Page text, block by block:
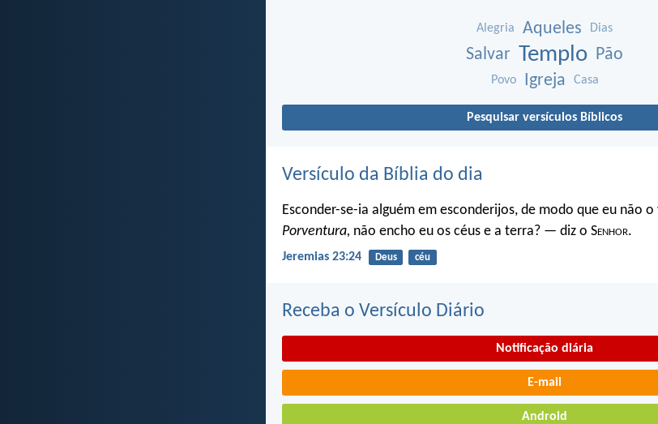
Alegria Aqueles Dias
Salvar Templo Pão
Povo Igreja Casa
Pesquisar versículos Bíblicos
Versículo da Bíblia do dia
Esconder-se-ia alguém em esconderijos, de modo que eu não
Porventura, não encho eu os céus e a terra? — diz o Senhor.
Jeremias 23:24 Deus céu
Receba o Versículo Diário
Notificação diária
E-mail
Android